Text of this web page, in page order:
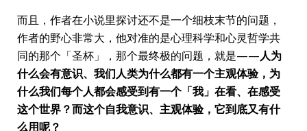
而且，作者在小说里探讨还不是一个细枝末节的问题，
作者的野心非常大，他对准的是心理科学和心灵哲学共
同的那个「圣杯」，那个最终极的问题，就是——人为
什么会有意识、我们人类为什么都有一个主观体验，为
什么我们每个人都会感受到有一个「我」在看、在感受
这个世界？而这个自我意识、主观体验，它到底又有什
么用呢？